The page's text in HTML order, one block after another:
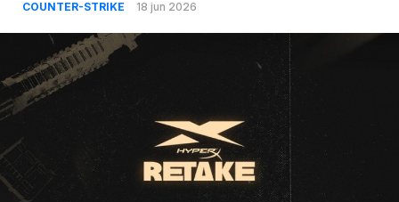
COUNTER-STRIKE 18 jun 2026